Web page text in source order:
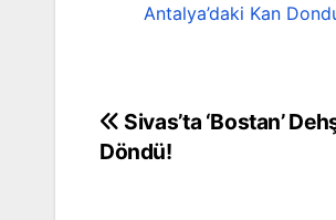
Antalya’daki Kan
Yazı
gezinmesi
Sivas’ta ‘Bostan’
Döndü!